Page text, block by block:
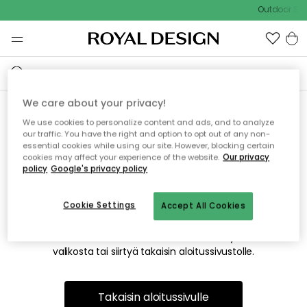
Outdoor
Emme valitettavasti löydä
etsimääsi sivua
Tämä voi johtua siitä, että sivua ei enää ole tai siitä, että se
on siirretty muualle. Pahoittelemme tästä mahdollisesti
valikosta tai siirtyä takaisin aloitussivustolle.
Takaisin aloitussivulle
We care about your privacy!
We use cookies to personalize content and ads, and to analyze
our traffic. You have the right and option to opt out of any non-
essential cookies while using our site. However, blocking certain
cookies may affect your experience of the website. Our privacy
policy Google's privacy policy
Accept All Cookies
Cookie Settings